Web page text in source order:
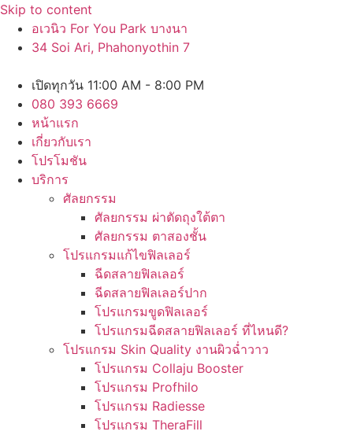
Skip to content
อเวนิว For You Park บางนา
34 Soi Ari, Phahonyothin 7
เปิดทุกวัน 11:00 AM - 8:00 PM
080 393 6669
หน้าแรก
เกี่ยวกับเรา
โปรโมชัน
บริการ
ศัลยกรรม
ศัลยกรรม ผ่าตัดถุงใต้ตา
ศัลยกรรม ตาสองชั้น
โปรแกรมแก้ไขฟิลเลอร์
ฉีดสลายฟิลเลอร์
ฉีดสลายฟิลเลอร์ปาก
โปรแกรมขูดฟิลเลอร์
โปรแกรมฉีดสลายฟิลเลอร์ ที่ไหนดี?
โปรแกรม Skin Quality งานผิวฉ่ำวาว
โปรแกรม Collaju Booster
โปรแกรม Profhilo
โปรแกรม Radiesse
โปรแกรม TheraFill